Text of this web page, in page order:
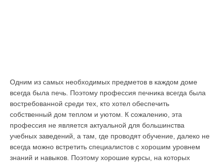
Одним из самых необходимых предметов в каждом доме
всегда была печь. Поэтому профессия печника всегда была
востребованной среди тех, кто хотел обеспечить
собственный дом теплом и уютом. К сожалению, эта
профессия не является актуальной для большинства
учебных заведений, а там, где проводят обучение, далеко не
всегда можно встретить специалистов с хорошим уровнем
знаний и навыков. Поэтому хорошие курсы, на которых